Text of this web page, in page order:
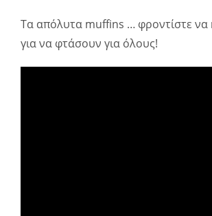
Τα απόλυτα muffins … φροντίστε να
για να φτάσουν για όλους!